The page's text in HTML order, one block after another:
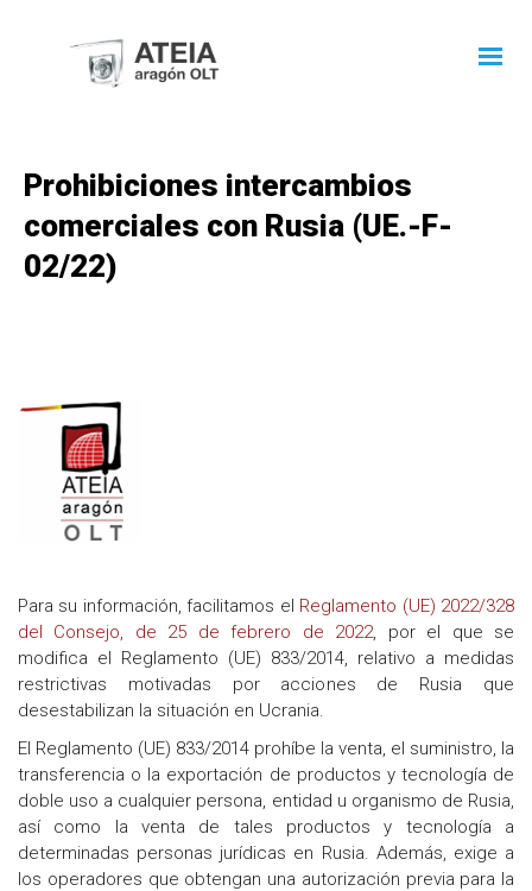
Prohibiciones intercambios
comerciales con Rusia (UE.-F-
02/22)
Para su información, facilitamos el Reglamento (UE) 2022/328
del Consejo, de 25 de febrero de 2022, por el que se
modifica el Reglamento (UE) 833/2014, relativo a medidas
restrictivas motivadas por acciones de Rusia que
desestabilizan la situación en Ucrania.
El Reglamento (UE) 833/2014 prohíbe la venta, el suministro, la
transferencia o la exportación de productos y tecnología de
doble uso a cualquier persona, entidad u organismo de Rusia,
así como la venta de tales productos y tecnología a
determinadas personas jurídicas en Rusia. Además, exige a
los operadores que obtengan una autorización previa para la